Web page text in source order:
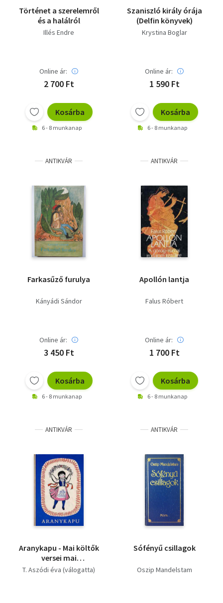
Történet a szerelemről
és a halálról
Illés Endre
Online ár:
2 700 Ft
Kosárba
6 - 8 munkanap
Szaniszló király órája
(Delfin könyvek)
Krystina Boglar
Online ár:
1 590 Ft
Kosárba
6 - 8 munkanap
ANTIKVÁR
Farkasűző furulya
Kányádi Sándor
Online ár:
3 450 Ft
Kosárba
6 - 8 munkanap
ANTIKVÁR
Apollón lantja
Falus Róbert
Online ár:
1 700 Ft
Kosárba
6 - 8 munkanap
ANTIKVÁR
Aranykapu - Mai költők
versei mai
gyerekeknek
T. Aszódi éva (válogatta)
ANTIKVÁR
Sófényű csillagok
Oszip Mandelstam